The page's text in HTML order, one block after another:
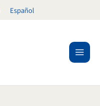
Español